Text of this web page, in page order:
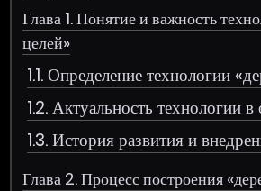
Глава 1. Понятие и важность
целей»
1.1. Определение технологии
1.2. Актуальность технологии
1.3. История развития и
Глава 2. Процесс построения